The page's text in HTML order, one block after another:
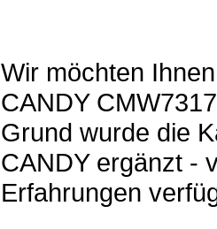
Wir möchten
CANDY
Grund wurde die
CANDY ergänzt -
Erfahrungen